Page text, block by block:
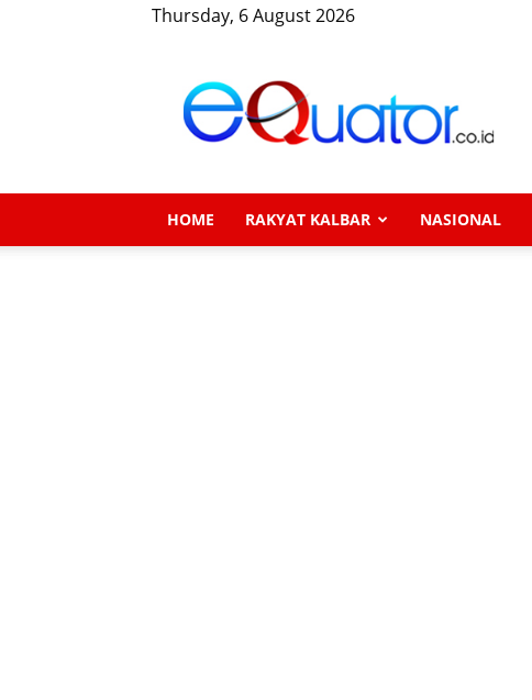
Thursday, 6 August 2026
HOME RAKYAT KALBAR NASIONAL